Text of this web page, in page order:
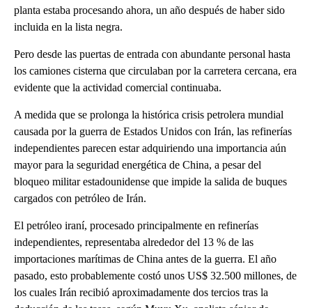
planta estaba procesando ahora, un año después de haber sido
incluida en la lista negra.
Pero desde las puertas de entrada con abundante personal hasta
los camiones cisterna que circulaban por la carretera cercana, era
evidente que la actividad comercial continuaba.
A medida que se prolonga la histórica crisis petrolera mundial
causada por la guerra de Estados Unidos con Irán, las refinerías
independientes parecen estar adquiriendo una importancia aún
mayor para la seguridad energética de China, a pesar del
bloqueo militar estadounidense que impide la salida de buques
cargados con petróleo de Irán.
El petróleo iraní, procesado principalmente en refinerías
independientes, representaba alrededor del 13 % de las
importaciones marítimas de China antes de la guerra. El año
pasado, esto probablemente costó unos US$ 32.500 millones, de
los cuales Irán recibió aproximadamente dos tercios tras la